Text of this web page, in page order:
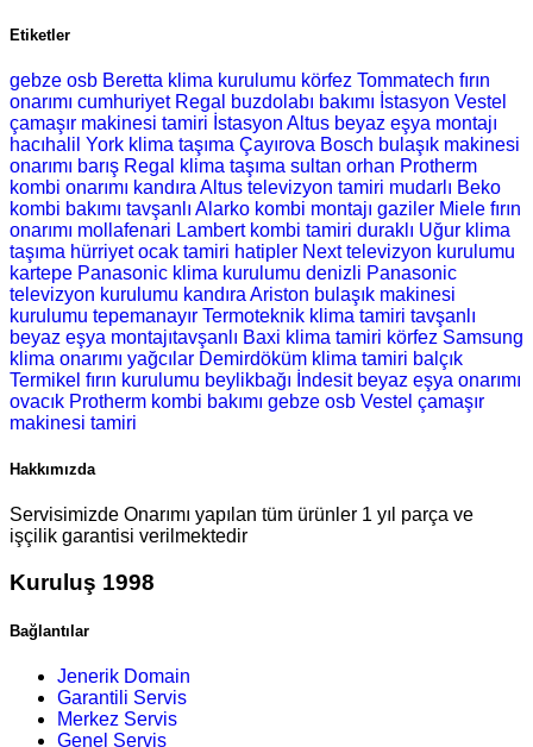
Etiketler
gebze osb Beretta klima kurulumu körfez Tommatech fırın
onarımı cumhuriyet Regal buzdolabı bakımı İstasyon Vestel
çamaşır makinesi tamiri İstasyon Altus beyaz eşya montajı
hacıhalil York klima taşıma Çayırova Bosch bulaşık makinesi
onarımı barış Regal klima taşıma sultan orhan Protherm
kombi onarımı kandıra Altus televizyon tamiri mudarlı Beko
kombi bakımı tavşanlı Alarko kombi montajı gaziler Miele fırın
onarımı mollafenari Lambert kombi tamiri duraklı Uğur klima
taşıma hürriyet ocak tamiri hatipler Next televizyon kurulumu
kartepe Panasonic klima kurulumu denizli Panasonic
televizyon kurulumu kandıra Ariston bulaşık makinesi
kurulumu tepemanayır Termoteknik klima tamiri tavşanlı
beyaz eşya montajıtavşanlı Baxi klima tamiri körfez Samsung
klima onarımı yağcılar Demirdöküm klima tamiri balçık
Termikel fırın kurulumu beylikbağı İndesit beyaz eşya onarımı
ovacık Protherm kombi bakımı gebze osb Vestel çamaşır
makinesi tamiri
Hakkımızda
Servisimizde Onarımı yapılan tüm ürünler 1 yıl parça ve
işçilik garantisi verilmektedir
Kuruluş 1998
Bağlantılar
Jenerik Domain
Garantili Servis
Merkez Servis
Genel Servis